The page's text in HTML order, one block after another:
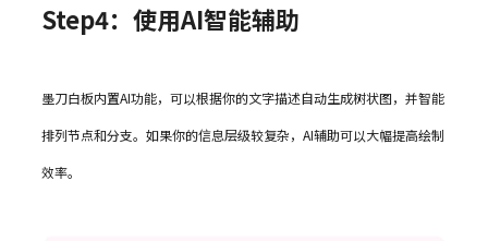
Step4：使用AI智能辅助
墨刀白板内置AI功能，可以根据你的文字描述自动生成树状图，并智能
排列节点和分支。如果你的信息层级较复杂，AI辅助可以大幅提高绘制
效率。